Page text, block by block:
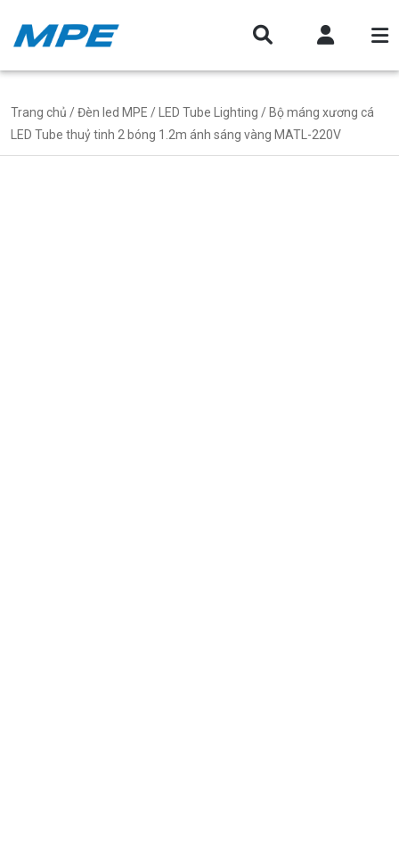
Trang chủ /Đèn led MPE / LED Tube Lighting / Bộ máng xương cá
LED Tube thuỷ tinh 2 bóng 1.2m ánh sáng vàng MATL-220V